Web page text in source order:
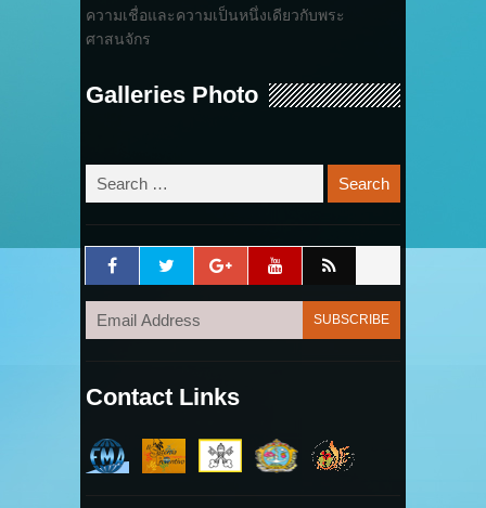
ความเชื่อและความเป็นหนึ่งเดียวกับพระ
ศาสนจักร
Galleries Photo
Contact Links